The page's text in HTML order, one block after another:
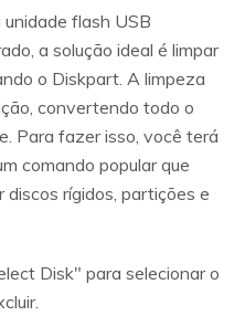
flash USB
a solução ideal é limpar
o Diskpart. A limpeza
convertendo todo o
Para fazer isso, você terá
comando popular que
discos rígidos, partições e
Disk" para selecionar o